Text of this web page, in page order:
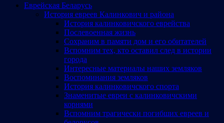
Еврейская Беларусь
История евреев Калинкович и района
История калинковичского еврейства
Послевоенная жизнь
Сохраним в памяти дом и его обитателей
Вспомним тех, кто оставил след в истории
города
Интересные материалы наших земляков
Воспоминания земляков
История калинковичского спорта
Знаменитые евреи с калинковичскими
корнями
Вспомним трагически погибших евреев и